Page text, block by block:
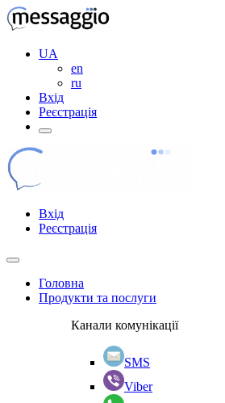
UA
en
ru
Вхід
Реєстрація
Вхід
Реєстрація
Головна
Продукти та послуги
Канали комунікації
SMS
Viber